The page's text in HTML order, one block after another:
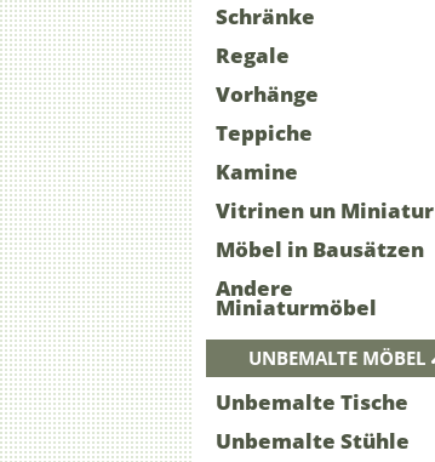
Schränke
Regale
Vorhänge
Teppiche
Kamine
Vitrinen un Miniatur
Möbel in Bausätzen
Andere
Miniaturmöbel
UNBEMALTE MÖBEL
Unbemalte Tische
Unbemalte Stühle